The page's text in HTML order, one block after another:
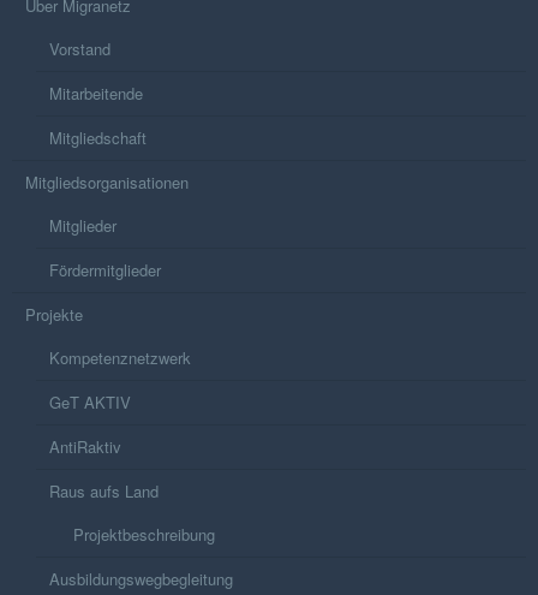
Über Migranetz
Vorstand
Mitarbeitende
Mitgliedschaft
Mitgliedsorganisationen
Mitglieder
Fördermitglieder
Projekte
Kompetenznetzwerk
GeT AKTIV
AntiRaktiv
Raus aufs Land
Projektbeschreibung
Ausbildungswegbegleitung